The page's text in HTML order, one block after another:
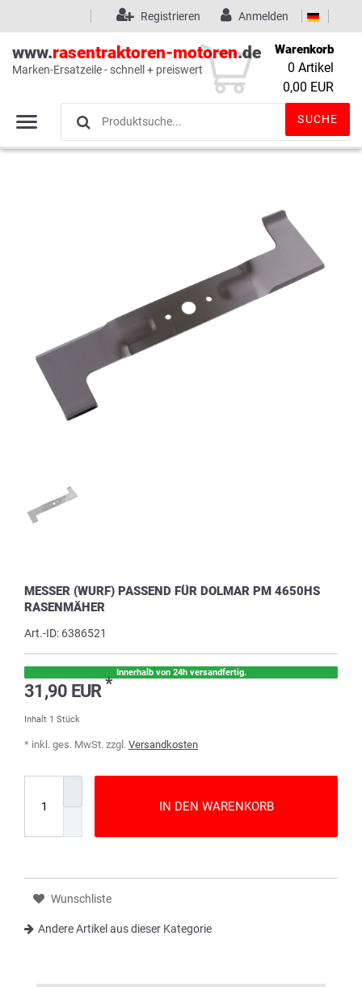
Wunschliste (0)
Anmelden
Registrieren
www.rasentraktoren-motoren.de
Marken-Ersatzeile - schnell + preiswert
SUCHE
Warenkorb
0 Artikel
0,00 EUR
MESSER (WURF) PASSEND FÜR DOLMAR PM 4650HS
RASENMÄHER
Art.-ID: 6386521
Innerhalb von 24h versandfertig.
31,90 EUR*
Inhalt 1 Stück
* inkl. ges. MwSt. zzgl. Versandkosten
IN DEN WARENKORB
Wunschliste
Andere Artikel aus dieser Kategorie